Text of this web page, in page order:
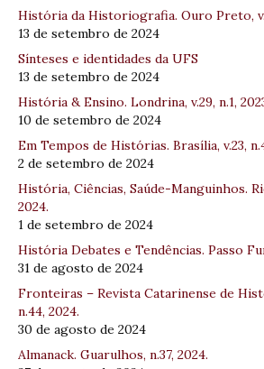
História da Historiografia. Ouro Preto,
13 de setembro de 2024
Sínteses e identidades da UFS
13 de setembro de 2024
História & Ensino. Londrina, v.29, n.1,
10 de setembro de 2024
Em Tempos de Histórias. Brasília, v.23,
2 de setembro de 2024
História, Ciências, Saúde-Manguinhos.
2024.
1 de setembro de 2024
História Debates e Tendências. Passo
31 de agosto de 2024
Fronteiras – Revista Catarinense de
n.44, 2024.
30 de agosto de 2024
Almanack. Guarulhos, n.37, 2024.